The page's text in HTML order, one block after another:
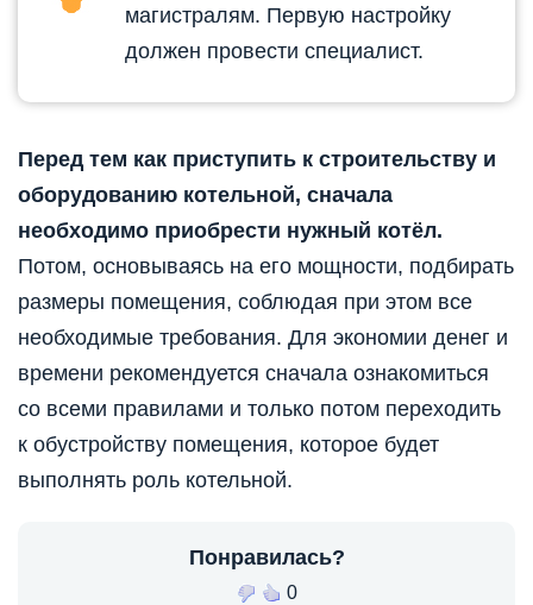
магистралям. Первую настройку
должен провести специалист.
Перед тем как приступить к строительству и
оборудованию котельной, сначала
необходимо приобрести нужный котёл.
Потом, основываясь на его мощности, подбирать
размеры помещения, соблюдая при этом все
необходимые требования. Для экономии денег и
времени рекомендуется сначала ознакомиться
со всеми правилами и только потом переходить
к обустройству помещения, которое будет
выполнять роль котельной.
Понравилась?
0